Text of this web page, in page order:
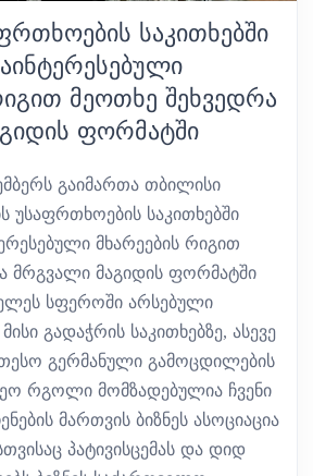
ᲡᲐᲙᲘᲗᲮᲔᲑᲨᲘ
ᲛᲔᲝᲗᲮᲔ ᲨᲔᲮᲕᲔᲓᲠᲐ
ᲤᲝᲠᲛᲐᲢᲨᲘ
გაიმართა თბილისი
უსაფრთხოების საკითხებში
მხარეების რიგით
მრგვალი მაგიდის ფორმატში
სფეროში არსებული
გადაჭრის საკითხებზე, ასევე
გერმანული გამოცდილების
რგოლი მომზადებულია ჩვენი
მართვის ბიზნეს ასოციაცია
პატივისცემას და დიდ